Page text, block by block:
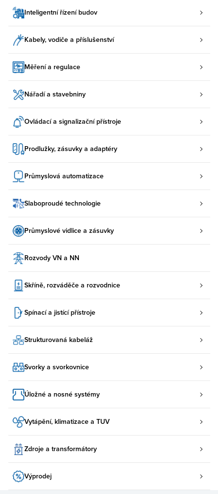
Inteligentní řízení budov
Kabely, vodiče a příslušenství
Měření a regulace
Nářadí a stavebniny
Ovládací a signalizační přístroje
Prodlužky, zásuvky a adaptéry
Průmyslová automatizace
Slaboproudé technologie
Průmyslové vidlice a zásuvky
Rozvody VN a NN
Skříně, rozváděče a rozvodnice
Spínací a jistící přístroje
Strukturovaná kabeláž
Svorky a svorkovnice
Úložné a nosné systémy
Vytápění, klimatizace a TUV
Zdroje a transformátory
Výprodej